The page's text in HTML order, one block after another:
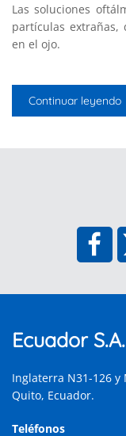
Las soluciones
partículas extrañas,
en el ojo.
Continuar leyendo
Ecuador S.A.
Inglaterra N31-126 y
Quito, Ecuador.
Teléfonos